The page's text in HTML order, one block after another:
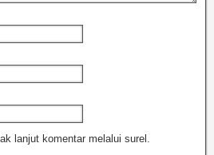
lanjut komentar melalui surel.